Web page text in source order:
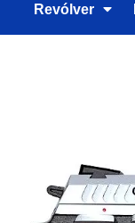
Revólver